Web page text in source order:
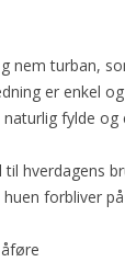
nem turban,
er enkel
fylde og
til hverdagens
forbliver